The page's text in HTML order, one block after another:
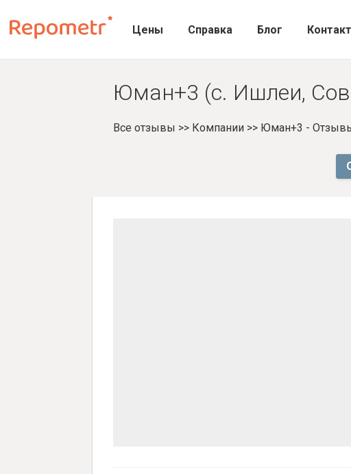
Цены Справка Блог
Юман+3 (с. Ишлеи,
Все отзывы >> Компании>> Юман+3 -